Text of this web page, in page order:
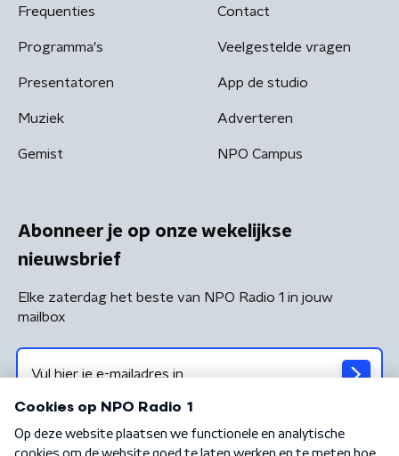
Frequenties
Programma's
Presentatoren
Muziek
Gemist
Contact
Veelgestelde vragen
App de studio
Adverteren
NPO Campus
Abonneer je op onze wekelijkse
nieuwsbrief
Elke zaterdag het beste van NPO Radio 1 in jouw
mailbox